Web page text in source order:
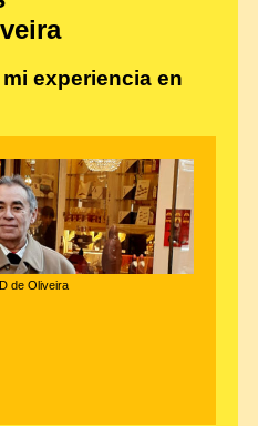
experiencia en
de Oliveira